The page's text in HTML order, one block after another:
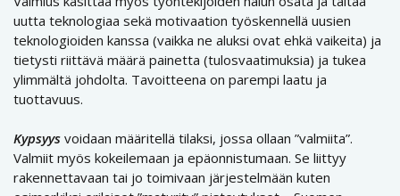
uutta teknologiaa sekä motivaation työskennellä uusien
teknologioiden kanssa (vaikka ne aluksi ovat ehkä vaikeita) ja
tietysti riittävä määrä painetta (tulosvaatimuksia) ja tukea
ylimmältä johdolta. Tavoitteena on parempi laatu ja
tuottavuus.
Kypsyys voidaan määritellä tilaksi, jossa ollaan ”valmiita”.
Valmiit myös kokeilemaan ja epäonnistumaan. Se liittyy
rakennettavaan tai jo toimivaan järjestelmään kuten